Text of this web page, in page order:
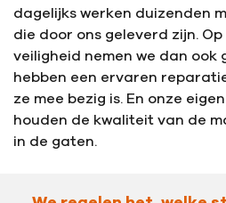
dagelijks werken duizenden
die door ons geleverd zijn.
veiligheid nemen we dan ook
hebben een ervaren
ze mee bezig is. En onze
houden de kwaliteit van de
in de gaten.